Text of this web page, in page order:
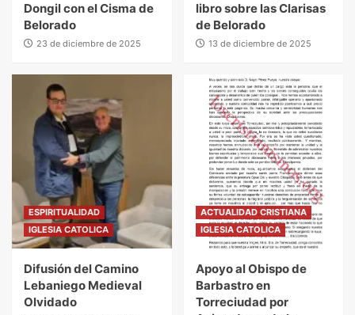
Dongil con el Cisma de
Belorado
23 de diciembre de 2025
libro sobre las Clarisas
de Belorado
13 de diciembre de 2025
ESPIRITUALIDAD
IGLESIA CATOLICA
Difusión del Camino
Lebaniego Medieval
Olvidado
ACTUALIDAD CRISTIANA
IGLESIA CATOLICA
Apoyo al Obispo de
Barbastro en
Torreciudad por